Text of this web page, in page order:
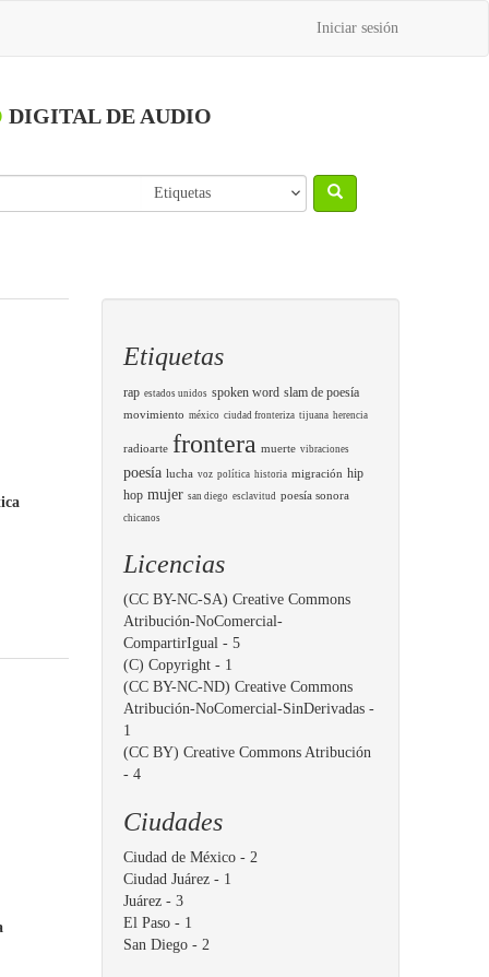
Iniciar sesión
DIGITAL DE AUDIO
Etiquetas
rap estados unidos spoken word slam de poesía
movimiento méxico ciudad fronteriza tijuana herencia
radioarte frontera muerte vibraciones
poesía lucha voz política historia migración hip
hop mujer san diego esclavitud poesía sonora
chicanos
Licencias
(CC BY-NC-SA) Creative Commons
Atribución-NoComercial-
CompartirIgual - 5
(C) Copyright - 1
(CC BY-NC-ND) Creative Commons
Atribución-NoComercial-SinDerivadas -
1
(CC BY) Creative Commons Atribución
- 4
Ciudades
Ciudad de México - 2
Ciudad Juárez - 1
Juárez - 3
El Paso - 1
San Diego - 2